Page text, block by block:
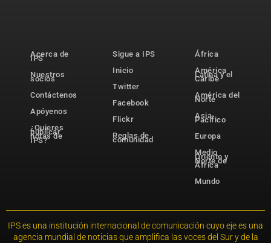
Acerca de
IPS
Nuestros
socios
Contáctenos
Apóyenos
¿Quieres
publicar
notas de
IPS?
Sigue a IPS
Inicio
Twitter
Facebook
Flickr
Reglas de
comunidad
África
América
Latina y el
Caribe
América del
Norte
Asia-
Pacífico
Europa
Medio
Oriente y
Norte de
África
Mundo
IPS es una institución internacional de comunicación cuyo eje es una
agencia mundial de noticias que amplifica las voces del Sur y de la